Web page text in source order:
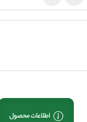
اطلاعات محصول